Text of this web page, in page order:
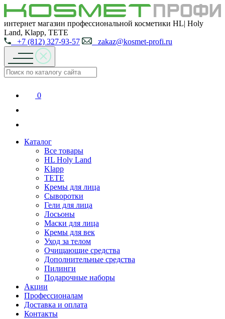
интернет магазин профессиональной косметики HL| Holy
Land, Klapp, TETE
+7 (812) 327-93-57
zakaz@kosmet-profi.ru
0
Каталог
Все товары
HL Holy Land
Klapp
TETE
Кремы для лица
Сыворотки
Гели для лица
Лосьоны
Маски для лица
Кремы для век
Уход за телом
Очищающие средства
Дополнительные средства
Пилинги
Подарочные наборы
Акции
Профессионалам
Доставка и оплата
Контакты